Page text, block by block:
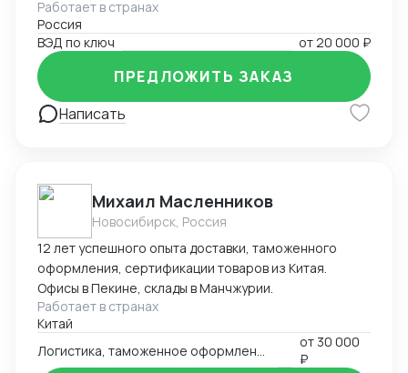
документов (ТРТС и т.д.) оформления таможенной
декларации и доставки товара клиенту по
необходимому адресу в РФ
Работает в странах
Россия
ВЭД по ключ
от20 000 ₽
Написать
ПРЕДЛОЖИТЬ ЗАКАЗ
Михаил Масленников
Новосибирск, Россия
12 лет успешного опыта доставки, таможенного
оформления, сертификации товаров из Китая.
Офисы в Пекине, склады в Манчжурии.
Работает в странах
Китай
от 30 000
₽